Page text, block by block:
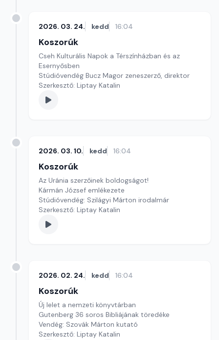
2026. 03. 24. kedd 16:04
Koszorúk
Cseh Kulturális Napok a Térszínházban és az
Esernyősben
Stúdióvendég Bucz Magor zeneszerző, direktor
Szerkesztő: Liptay Katalin
2026. 03. 10. kedd 16:04
Koszorúk
Az Uránia szerzőinek boldogságot!
Kármán József emlékezete
Stúdióvendég: Szilágyi Márton irodalmár
Szerkesztő: Liptay Katalin
2026. 02. 24. kedd 16:04
Koszorúk
Új lelet a nemzeti könyvtárban
Gutenberg 36 soros Bibliájának töredéke
Vendég: Szovák Márton kutató
Szerkesztő: Liptay Katalin